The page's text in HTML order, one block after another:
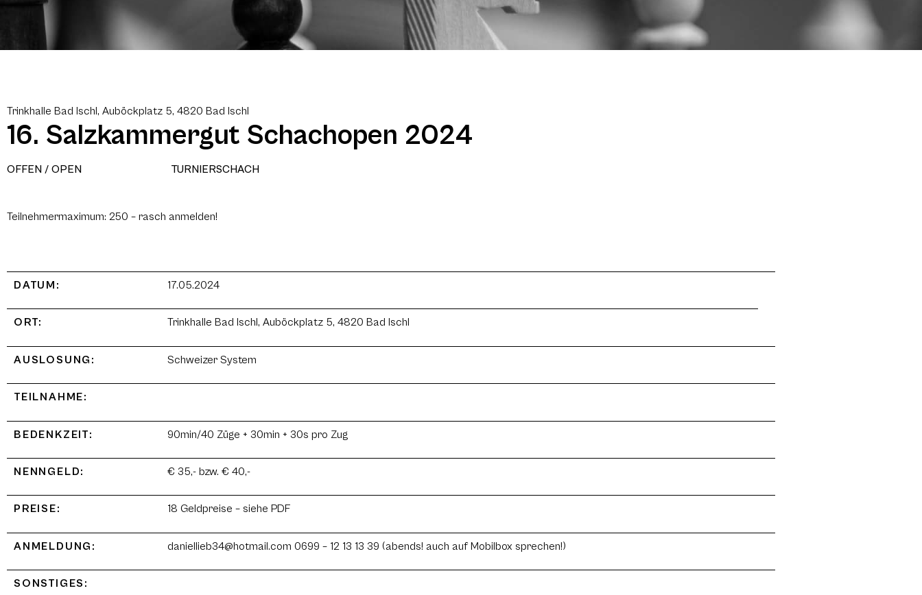
Trinkhalle Bad Ischl, Auböckplatz 5, 4820 Bad Ischl
16. Salzkammergut Schachopen 2024
OFFEN / OPEN TURNIERSCHACH
Teilnehmermaximum: 250 – rasch anmelden!
DATUM: 17.05.2024
ORT: Trinkhalle Bad Ischl, Auböckplatz 5, 4820 Bad Ischl
AUSLOSUNG: Schweizer System
TEILNAHME:
BEDENKZEIT: 90min/40 Züge + 30min + 30s pro Zug
NENNGELD: € 35,- bzw. € 40,-
PREISE: 18 Geldpreise – siehe PDF
ANMELDUNG: daniellieb34@hotmail.com 0699 – 12 13 13 39 (abends! auch auf Mobilbox sprechen!)
SONSTIGES: